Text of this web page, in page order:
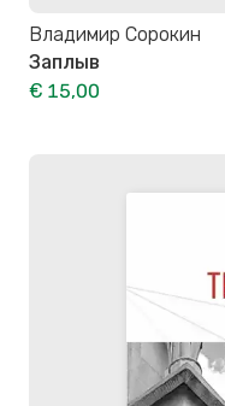
Владимир Сорокин
Заплыв
€ 15,00